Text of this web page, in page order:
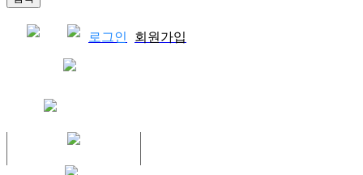
로그인 회원가입